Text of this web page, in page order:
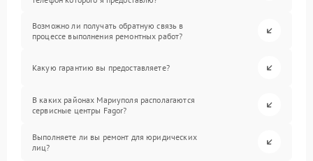
Возможно ли получать обратную связь в
процессе выполнения ремонтных работ?
Какую гарантию вы предоставляете?
В каких районах Мариуполя располагаются
сервисные центры Fagor?
Выполняете ли вы ремонт для юридических
лиц?